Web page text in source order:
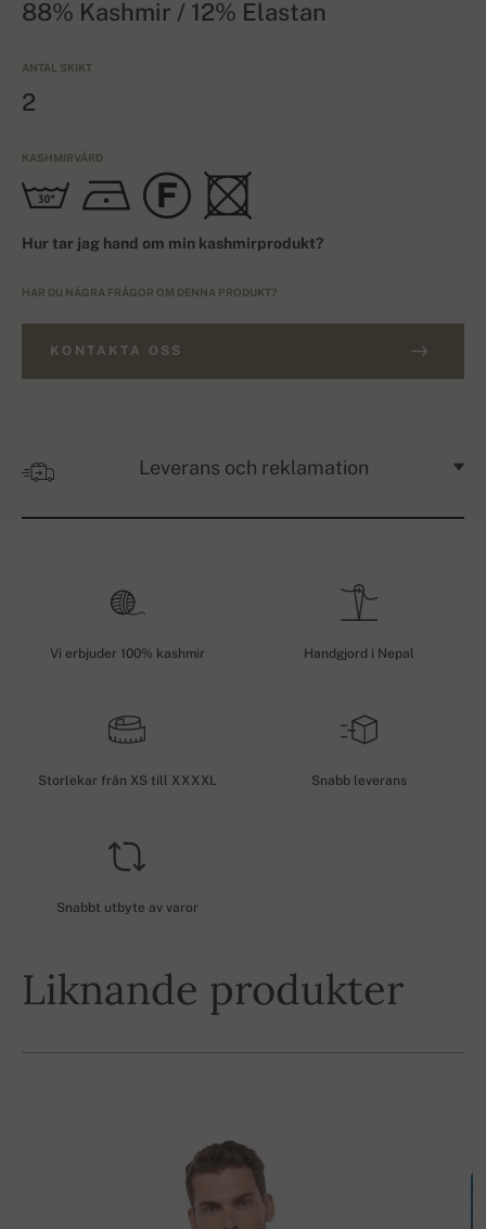
88% Kashmir / 12% Elastan
ANTAL SKIKT
2
KASHMIRVÅRD
Hur tar jag hand om min kashmirprodukt?
HAR DU NÅGRA FRÅGOR OM DENNA PRODUKT?
KONTAKTA OSS
Leverans och reklamation
Vi erbjuder 100% kashmir Handgjord i Nepal
Storlekar från XS till XXXXL Snabb leverans
Snabbt utbyte av varor
Liknande produkter